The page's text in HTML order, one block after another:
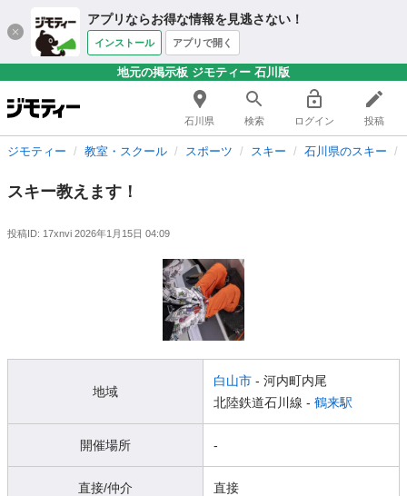
アプリならお得な情報を見逃さない！
インストール アプリで開く
地元の掲示板 ジモティー 石川版
石川県 検索 ログイン 投稿
ジモティー 教室・スクール スポーツ スキー 石川県のスキー
スキー教えます！
投稿ID: 17xnvi 2026年1月15日 04:09
地域
白山市 - 河内町内尾
北陸鉄道石川線 - 鶴来駅
開催場所 -
直接/仲介 直接